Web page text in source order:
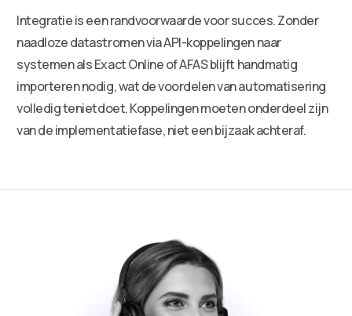
Integratie is een randvoorwaarde voor succes. Zonder
naadloze datastromen via API-koppelingen naar
systemen als Exact Online of AFAS blijft handmatig
importeren nodig, wat de voordelen van automatisering
volledig tenietdoet. Koppelingen moeten onderdeel zijn
van de implementatiefase, niet een bijzaak achteraf.